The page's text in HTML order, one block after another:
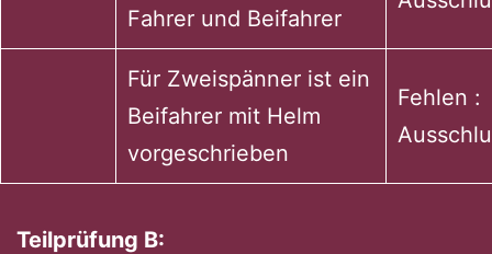
Fahrer und Beifahrer
Für Zweispänner ist ein
Beifahrer mit Helm
vorgeschrieben
Fehlen :
Teilprüfung B: